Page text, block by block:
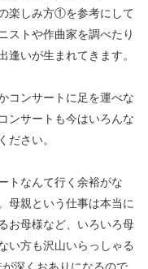
楽しみ方①を参考にして
ストや作曲家を調べたり
逢いが生まれてきます。
コンサートに足を運べな
ンサートも今はいろんな
ださい。
トなんて行く余裕がな
母親という仕事は本当に
お母様など、いろいろ母
い方も沢山いらっしゃる